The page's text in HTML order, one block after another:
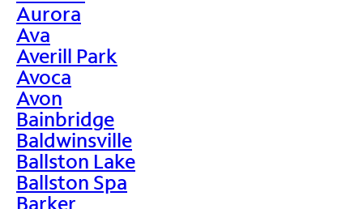
Aurora
Ava
Averill Park
Avoca
Avon
Bainbridge
Baldwinsville
Ballston Lake
Ballston Spa
Barker